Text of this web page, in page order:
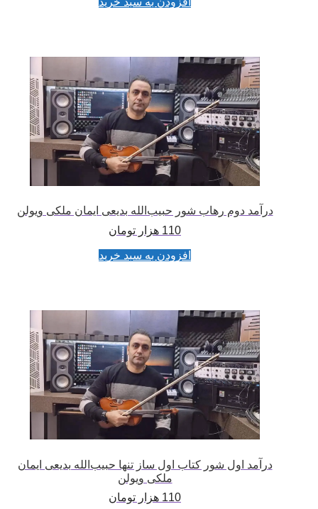
درآمد دوم رهاب شور حبیب‌الله بدیعی ایمان ملکی ویولن
110 هزار تومان
افزودن به سبد خرید
درآمد اول شور کتاب اول ساز تنها حبیب‌الله بدیعی ایمان
ملکی ویولن
110 هزار تومان